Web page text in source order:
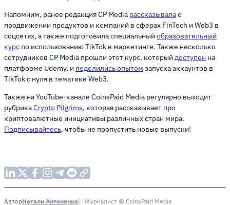
Напомним, ранее редакция CP Media рассказывалао
продвижении продуктов и компаний в сферах FinTech и Web3 в
соцсетях, а также подготовила специальный образовательный
курс по использованию TikTok в маркетинге. Также несколько
сотрудников CP Media прошли этот курс, который доступен на
платформе Udemy, и поделились опытом запуска аккаунтов в
TikTok с нуля в тематике Web3.
Также на YouTube-канале CoinsPaid Media регулярно выходит
рубрикаCrypto Pilgrims, которая рассказывает про
криптовалютные инициативы различных стран мира.
Подписывайтесь, чтобы не пропустить новые выпуски!
АвторНатали Антоненко
Журналист @ CoinsPaid Media